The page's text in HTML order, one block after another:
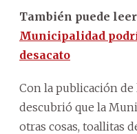
También puede
Municipalidad
desacato
Con la publicación
descubrió que la
otras cosas, toallitas